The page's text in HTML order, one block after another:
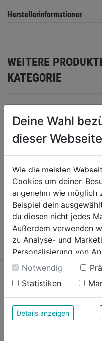
Herstellerinformationen
WEITERE
KATEGORIE
Flügelschraube Polyamid
0.0
0.0
von
Sternen.
3,79€
Deine Wahl
dieser Webseite
Wie die meisten
Cookies um deinen
angenehm wie möglich
Beispiel dein
du diesen nicht jedes
Außerdem verwenden
zu Analyse- und
Personalisierung von
Einwilligung werden die
unter anderem auch in
Durch Klick auf "Alle
der Verwendung aller
anzeigen" findest du
unterschiedlichen
Konfigurieren" kannst
Notwendig
Statistiken
Details anzeigen